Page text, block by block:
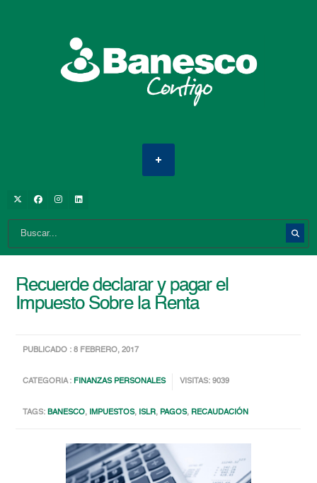
Recuerde declarar y pagar el
Impuesto Sobre la Renta
PUBLICADO : 8 FEBRERO, 2017
CATEGORIA : FINANZAS PERSONALES VISITAS: 9039
TAGS:BANESCO, IMPUESTOS, ISLR, PAGOS, RECAUDACIÓN